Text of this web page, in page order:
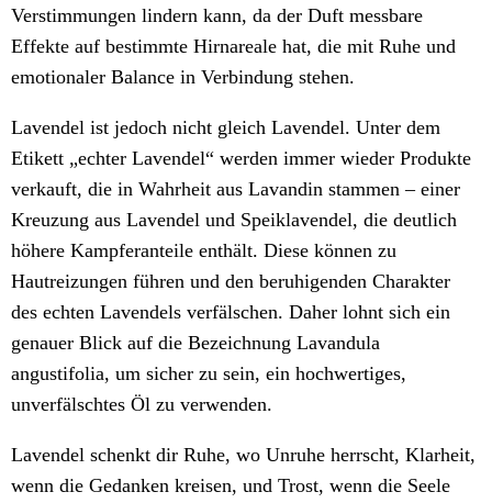
Verstimmungen lindern kann, da der Duft messbare
Effekte auf bestimmte Hirnareale hat, die mit Ruhe und
emotionaler Balance in Verbindung stehen.
Lavendel ist jedoch nicht gleich Lavendel. Unter dem
Etikett „echter Lavendel“ werden immer wieder Produkte
verkauft, die in Wahrheit aus Lavandin stammen – einer
Kreuzung aus Lavendel und Speiklavendel, die deutlich
höhere Kampferanteile enthält. Diese können zu
Hautreizungen führen und den beruhigenden Charakter
des echten Lavendels verfälschen. Daher lohnt sich ein
genauer Blick auf die Bezeichnung Lavandula
angustifolia, um sicher zu sein, ein hochwertiges,
unverfälschtes Öl zu verwenden.
Lavendel schenkt dir Ruhe, wo Unruhe herrscht, Klarheit,
wenn die Gedanken kreisen, und Trost, wenn die Seele